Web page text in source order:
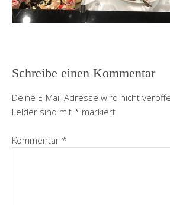
Schreibe einen Kommentar
Deine E-Mail-Adresse wird nicht
Felder sind mit * markiert
Kommentar *